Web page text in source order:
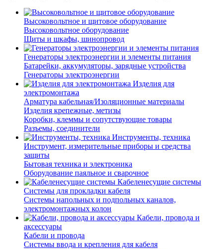
Высоковольтное и щитовое оборудование
Высоковольтное оборудование
Щиты и шкафы, шинопровод
Генераторы электроэнергии и элементы питания
Батарейки, аккумуляторы, зарядные устройства
Генераторы электроэнергии
Изделия для
электромонтажа
Арматура кабельная/Изоляционные материалы
Изделия крепежные, метизы
Коробки, клеммы и сопутствующие товары
Разъемы, соединители
Инструменты, техника
Инструмент, измерительные приборы и средства
защиты
Бытовая техника и электроника
Оборудование паяльное и сварочное
Кабеленесущие системы
Системы для прокладки кабеля
Системы напольных и подпольных каналов,
электромонтажных колон
Кабели, провода и
аксессуары
Кабели и провода
Системы ввода и крепления для кабеля